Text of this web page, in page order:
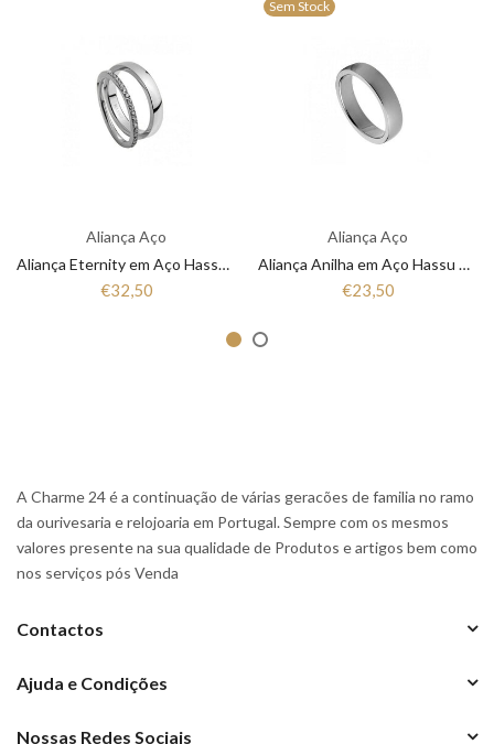
Aliança Aço
Aliança Eternity em Aço Hassu 7HSS010148A
€32,50
Sem Stock
Aliança Aço
Aliança Anilha em Aço Hassu 7HSS010148
€23,50
A Charme 24 é a continuação de várias geracões de familia no ramo
da ourivesaria e relojoaria em Portugal. Sempre com os mesmos
valores presente na sua qualidade de Produtos e artigos bem como
nos serviços pós Venda
Contactos
Ajuda e Condições
Nossas Redes Sociais